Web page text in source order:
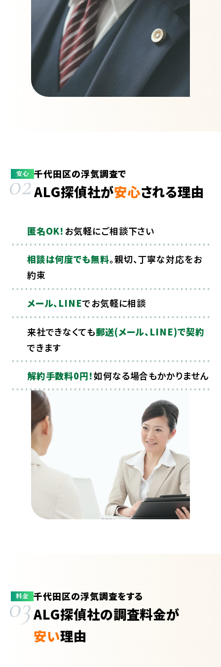
安心
02千代田区の浮気調査で
ALG探偵社が安心される理由
匿名OK！ お気軽にご相談下さい
相談は何度でも無料。親切、丁寧な対応をお
約束
メール、LINEでお気軽に相談
来社できなくても郵送(メール、LINE)で契約
できます
解約手数料0円！如何なる場合もかかりません
料金
03千代田区の浮気調査をする
ALG探偵社の調査料金が
安い理由